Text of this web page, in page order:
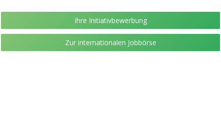
Ihre Initiativbewerbung
Zur internationalen Jobbörse